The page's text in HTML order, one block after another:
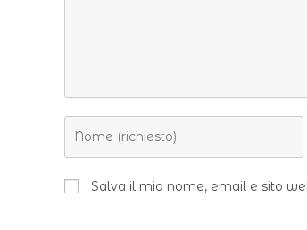
Salva il mio nome, email e sito